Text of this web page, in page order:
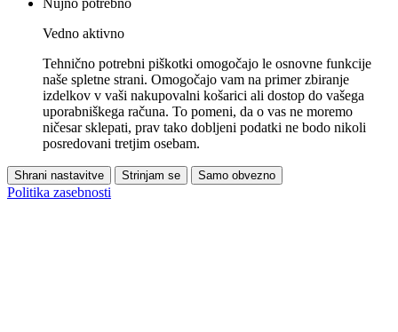
Vedno aktivno
Tehnično potrebni piškotki omogočajo le osnovne funkcije
naše spletne strani. Omogočajo vam na primer zbiranje
izdelkov v vaši nakupovalni košarici ali dostop do vašega
uporabniškega računa. To pomeni, da o vas ne moremo
ničesar sklepati, prav tako dobljeni podatki ne bodo nikoli
posredovani tretjim osebam.
Shrani nastavitve Strinjam se Samo obvezno
Politika zasebnosti